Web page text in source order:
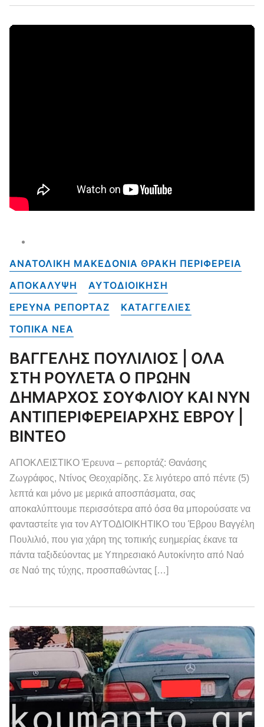
ΑΝΑΤΟΛΙΚΗ ΜΑΚΕΔΟΝΙΑ ΘΡΑΚΗ ΠΕΡΙΦΕΡΕΙΑ
ΑΠΟΚΑΛΥΨΗ
ΑΥΤΟΔΙΟΙΚΗΣΗ
ΕΡΕΥΝΑ ΡΕΠΟΡΤΑΖ
ΚΑΤΑΓΓΕΛΙΕΣ
ΤΟΠΙΚΑ NEA
ΒΑΓΓΕΛΗΣ ΠΟΥΛΙΛΙΟΣ | ΟΛΑ
ΣΤΗ ΡΟΥΛΕΤΑ Ο ΠΡΩΗΝ
ΔΗΜΑΡΧΟΣ ΣΟΥΦΛΙΟΥ ΚΑΙ ΝΥΝ
ΑΝΤΙΠΕΡΙΦΕΡΕΙΑΡΧΗΣ ΕΒΡΟΥ |
ΒΙΝΤΕΟ
ΑΠΟΚΛΕΙΣΤΙΚΟ Έρευνα – ρεπορτάζ: Θανάσης
Ζωγράφος, Ντίνος Θεοχαρίδης. Σε λιγότερο από πέντε (5)
λεπτά και μόνο με μερικά αποσπάσματα, σας
αποκαλύπτουμε περισσότερα από όσα θα μπορούσατε να
φανταστείτε για τον ΑΥΤΟΔΙΟΙΚΗΤΙΚΟ του Έβρου Βαγγέλη
Πουλιλιό, που για χάρη της τοπικής ευημερίας έκανε τα
πάντα ταξιδεύοντας με Υπηρεσιακό Αυτοκίνητο από Ναό
σε Ναό της τύχης, προσπαθώντας […]